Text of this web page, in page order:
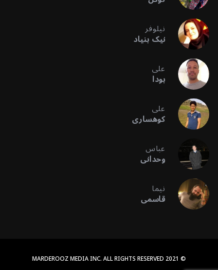
نیلوفر
نیک بنیاد
علی
بودا
علی
کوهساری
عباس
وحدانی
نیما
قاسمی
© 2021 MARDEROOZ MEDIA INC. ALL RIGHTS RESERVED